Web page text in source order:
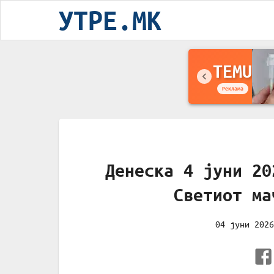
УТРЕ.MK
TEMU
Реклама
Денеска 4 јуни
Светиот
04 јуни 2026